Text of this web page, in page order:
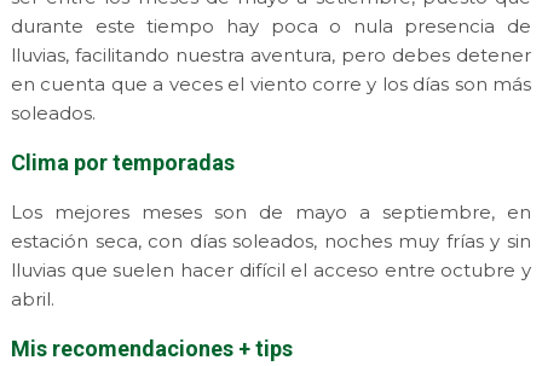
durante este tiempo hay poca o nula presencia de
lluvias, facilitando nuestra aventura, pero debes detener
en cuenta que a veces el viento corre y los días son más
soleados.
Clima por temporadas
Los mejores meses son de mayo a septiembre, en
estación seca, con días soleados, noches muy frías y sin
lluvias que suelen hacer difícil el acceso entre octubre y
abril.
Mis recomendaciones + tips